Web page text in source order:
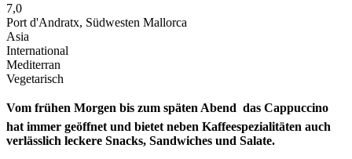
7,0
Port d'Andratx, Südwesten Mallorca
Asia
International
Mediterran
Vegetarisch
Vom frühen Morgen bis zum späten Abend  das Cappuccino
hat immer geöffnet und bietet neben Kaffeespezialitäten auch
verlässlich leckere Snacks, Sandwiches und Salate.